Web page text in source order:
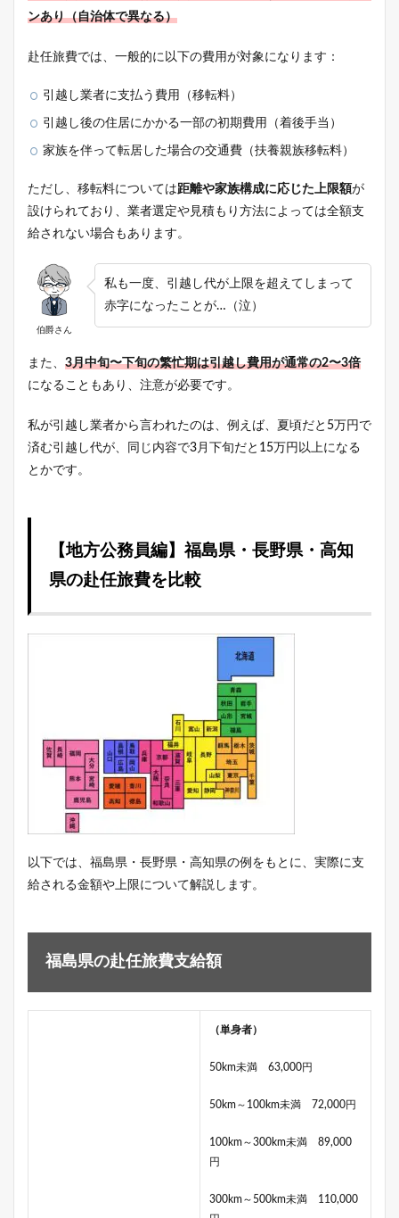
ンあり（自治体で異なる）
赴任旅費では、一般的に以下の費用が対象になります：
引越し業者に支払う費用（移転料）
引越し後の住居にかかる一部の初期費用（着後手当）
家族を伴って転居した場合の交通費（扶養親族移転料）
ただし、移転料については距離や家族構成に応じた上限額が
設けられており、業者選定や見積もり方法によっては全額支
給されない場合もあります。
伯爵さん
私も一度、引越し代が上限を超えてしまって
赤字になったことが…（泣）
また、 3月中旬〜下旬の繁忙期は引越し費用が通常の2〜3倍
になることもあり、注意が必要です。
私が引越し業者から言われたのは、例えば、夏頃だと5万円で
済む引越し代が、同じ内容で3月下旬だと15万円以上になる
とかです。
【地方公務員編】福島県・長野県・高知
県の赴任旅費を比較
以下では、福島県・長野県・高知県の例をもとに、実際に支
給される金額や上限について解説します。
福島県の赴任旅費支給額
（単身者）
50km未満 63,000円
50km～100km未満 72,000円
100km～300km未満 89,000
円
300km～500km未満 110,000